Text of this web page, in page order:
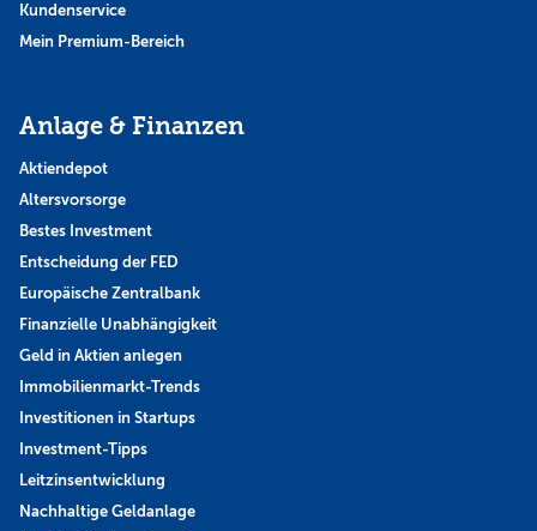
Kundenservice
Mein Premium-Bereich
Anlage & Finanzen
Aktiendepot
Altersvorsorge
Bestes Investment
Entscheidung der FED
Europäische Zentralbank
Finanzielle Unabhängigkeit
Geld in Aktien anlegen
Immobilienmarkt-Trends
Investitionen in Startups
Investment-Tipps
Leitzinsentwicklung
Nachhaltige Geldanlage